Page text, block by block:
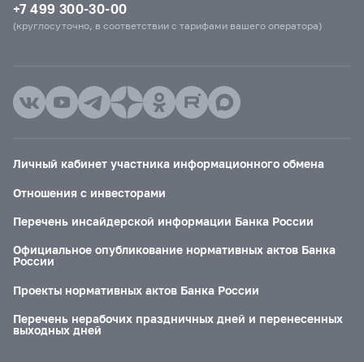
+7 499 300-30-00
(круглосуточно, в соответствии с тарифами вашего оператора)
Личный кабинет участника информационного обмена
Отношения с инвесторами
Перечень инсайдерской информации Банка России
Официальное опубликование нормативных актов Банка
России
Проекты нормативных актов Банка России
Перечень нерабочих праздничных дней и перенесенных
выходных дней